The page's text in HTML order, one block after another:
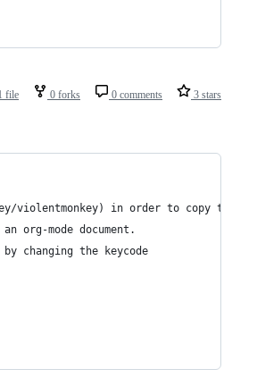
file 0 forks 0 comments 3 stars
in order to copy the
mode document.
changing the keycode